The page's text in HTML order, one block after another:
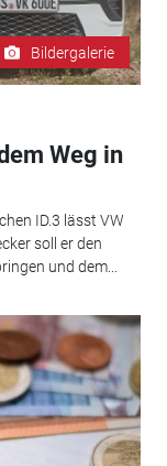
Bildergalerie
Weg in
ID.3 lässt VW
soll er den
und dem...